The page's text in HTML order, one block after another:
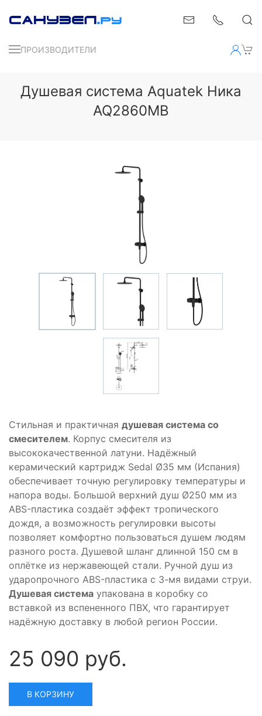
ПРОИЗВОДИТЕЛИ
Душевая система Aquatek Ника
AQ2860MB
Стильная и практичная душевая система со
смесителем. Корпус смесителя из
высококачественной латуни. Надёжный
керамический картридж Sedal Ø35 мм (Испания)
обеспечивает точную регулировку температуры и
напора воды. Большой верхний душ Ø250 мм из
ABS-пластика создаёт эффект тропического
дождя, а возможность регулировки высоты
позволяет комфортно пользоваться душем людям
разного роста. Душевой шланг длинной 150 см в
оплётке из нержавеющей стали. Ручной душ из
ударопрочного ABS-пластика с 3-мя видами струи.
Душевая система упакована в коробку со
вставкой из вспененного ПВХ, что гарантирует
надёжную доставку в любой регион России.
25 090 руб.
В КОРЗИНУ